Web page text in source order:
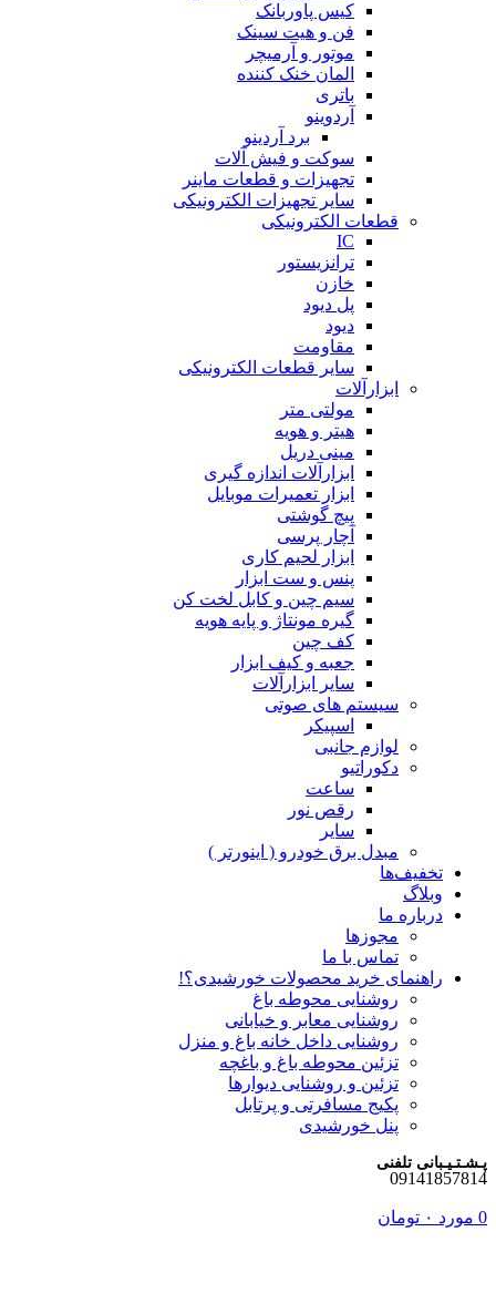
کیس پاوربانک
فن و هیت سینک
موتور و آرمیچر
المان خنک کننده
باتری
آردوینو
برد آردینو
سوکت و فیش آلات
تجهیزات و قطعات ماینر
سایر تجهیزات الکترونیکی
قطعات الکترونیکی
IC
ترانزیستور
خازن
پل دیود
دیود
مقاومت
سایر قطعات الکترونیکی
ابزارآلات
مولتی متر
هیتر و هویه
مینی دریل
ابزارآلات اندازه گیری
ابزار تعمیرات موبایل
پیچ گوشتی
آچار پرسی
ابزار لحیم کاری
پنس و ست ابزار
سیم چین و کابل لخت کن
گیره مونتاژ و پایه هویه
کف چین
جعبه و کیف ابزار
سایر ابزارآلات
سیستم های صوتی
اسپیکر
لوازم جانبی
دکوراتیو
ساعت
رقص نور
سایر
مبدل برق خودرو ( اینورتر )
تخفیف‌ها
وبلاگ
درباره ما
مجوزها
تماس با ما
راهنمای خرید محصولات خورشیدی؟!
روشنایی محوطه باغ
روشنایی معابر و خیابانی
روشنایی داخل خانه باغ و منزل
تزئین محوطه باغ و باغچه
تزئین و روشنایی دیوارها
پکیج مسافرتی و پرتابل
پنل خورشیدی
پـشـتـیـبانی تلفنی
09141857814
0 مورد ۰ تومان